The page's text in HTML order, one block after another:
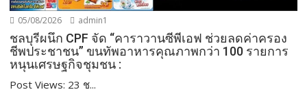
05/08/2026 admin1
ชลบุรีผนึก CPF จัด “คาราวานซีพีเอฟ ช่วยลดค่าครอง
ชีพประชาชน” ขนทัพอาหารคุณภาพกว่า 100 รายการ
หนุนเศรษฐกิจชุมชน :
Post Views: 23 ช...